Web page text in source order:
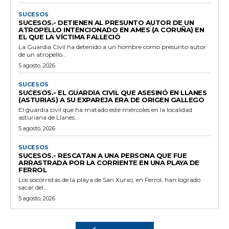
SUCESOS
SUCESOS.- DETIENEN AL PRESUNTO AUTOR DE UN
ATROPELLO INTENCIONADO EN AMES (A CORUÑA) EN
EL QUE LA VÍCTIMA FALLECIÓ
La Guardia Civil ha detenido a un hombre como presunto autor
de un atropello...
5 agosto, 2026
SUCESOS
SUCESOS.- EL GUARDIA CIVIL QUE ASESINÓ EN LLANES
(ASTURIAS) A SU EXPAREJA ERA DE ORIGEN GALLEGO
El guardia civil que ha matado este miércoles en la localidad
asturiana de Llanes...
5 agosto, 2026
SUCESOS
SUCESOS.- RESCATAN A UNA PERSONA QUE FUE
ARRASTRADA POR LA CORRIENTE EN UNA PLAYA DE
FERROL
Los socorristas de la playa de San Xurxo, en Ferrol, han logrado
sacar del...
5 agosto, 2026